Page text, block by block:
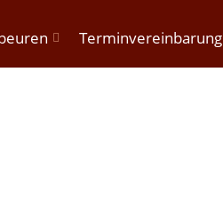
Terminvereinbarung